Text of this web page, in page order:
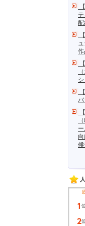
候